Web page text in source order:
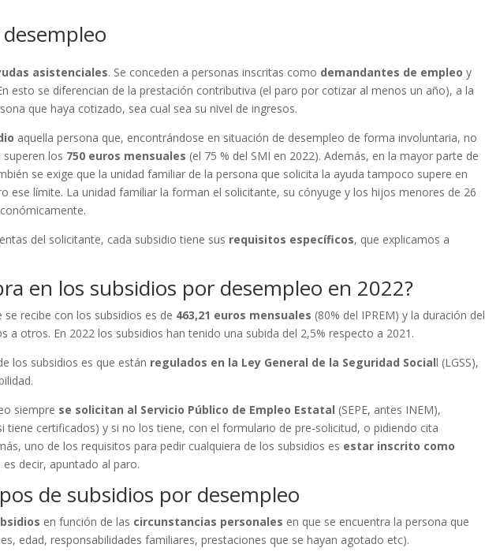
asistenciales. Se conceden a personas inscritas como demandantes de empleo y
esto se diferencian de la prestación contributiva (el paro por cotizar al menos un año), a la
que haya cotizado, sea cual sea su nivel de ingresos.
aquella persona que, encontrándose en situación de desempleo de forma involuntaria, no
los 750 euros mensuales (el 75 % del SMI en 2022). Además, en la mayor parte de
se exige que la unidad familiar de la persona que solicita la ayuda tampoco supere en
ese límite. La unidad familiar la forman el solicitante, su cónyuge y los hijos menores de 26
del solicitante, cada subsidio tiene sus requisitos específicos, que explicamos a
en los subsidios por desempleo en 2022?
recibe con los subsidios es de 463,21 euros mensuales (80% del IPREM) y la duración del
a otros. En 2022 los subsidios han tenido una subida del 2,5% respecto a 2021.
los subsidios es que están regulados en la Ley General de la Seguridad Sociall (LGSS),
siempre se solicitan al Servicio Público de Empleo Estatal (SEPE, antes INEM),
tiene certificados) y si no los tiene, con el formulario de pre-solicitud, o pidiendo cita
uno de los requisitos para pedir cualquiera de los subsidios es estar inscrito como
es decir, apuntado al paro.
de subsidios por desempleo
en función de las circunstancias personales en que se encuentra la persona que
edad, responsabilidades familiares, prestaciones que se hayan agotado etc).